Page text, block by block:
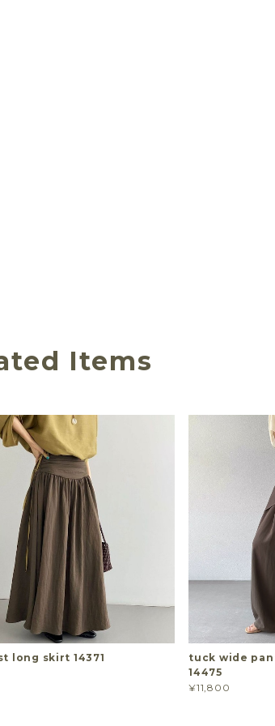
Items
long skirt 14371
tuck wide
14475
¥11,800